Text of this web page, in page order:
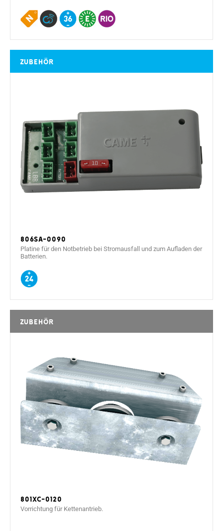
Zubehör
806SA-0090
Platine für den Notbetrieb bei Stromausfall und zum Aufladen der
Batterien.
Zubehör
801XC-0120
Vorrichtung für Kettenantrieb.